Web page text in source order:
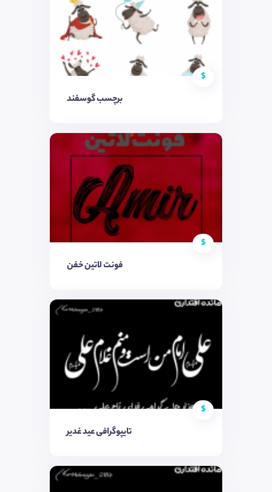
$
برچسب گوسفند
$
فونت لاتین خفن
$
تایپوگرافی عید غدیر